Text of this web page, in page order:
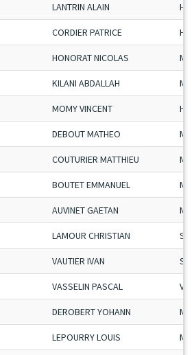
LANTRIN ALAIN H-C
CORDIER PATRICE H-C
HONORAT NICOLAS
KILANI ABDALLAH
MOMY VINCENT H-C
DEBOUT MATHEO
COUTURIER MATTHIEU
BOUTET EMMANUEL
AUVINET GAETAN
LAMOUR CHRISTIAN
VAUTIER IVAN
VASSELIN PASCAL Vet
DEROBERT YOHANN
LEPOURRY LOUIS